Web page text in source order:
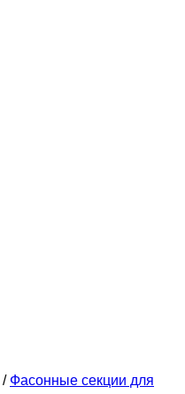
/ Фасонные секции для